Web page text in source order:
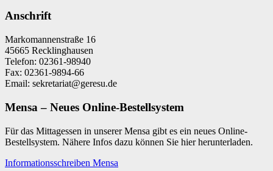
Anschrift
Markomannenstraße 16
45665 Recklinghausen
Telefon: 02361-98940
Fax: 02361-9894-66
Email: sekretariat@geresu.de
Mensa – Neues Online-Bestellsystem
Für das Mittagessen in unserer Mensa gibt es ein neues Online-
Bestellsystem. Nähere Infos dazu können Sie hier herunterladen.
Informationsschreiben Mensa